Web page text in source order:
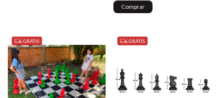
Comprar
GRÁTIS GRÁTIS